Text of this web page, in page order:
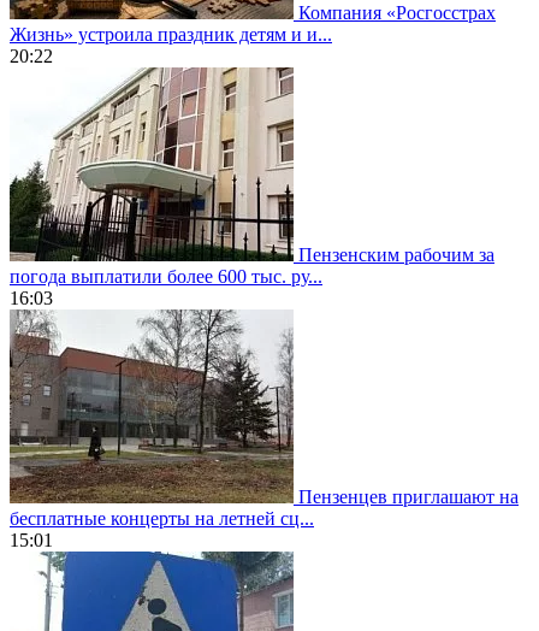
Компания «Росгосстрах
Жизнь» устроила праздник детям и и...
20:22
Пензенским рабочим за
погода выплатили более 600 тыс. ру...
16:03
Пензенцев приглашают на
бесплатные концерты на летней сц...
15:01